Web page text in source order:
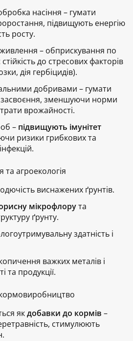
насіння – гумати
підвищують енергію
росту.
– обприскування по
до стресових факторів
дія гербіцидів).
добривами – гумати
зменшуючи норми
врожайності.
– підвищують імунітет
ризики грибкових та
агроекологія
виснажених ґрунтів.
мікрофлорута
ґрунту.
здатність і
важких металів і
та продукції.
якдобавки до кормів –
стимулюють